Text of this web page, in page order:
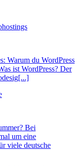
Warum du WordPress
ist WordPress? Der
Bei
um eine
viele deutsche